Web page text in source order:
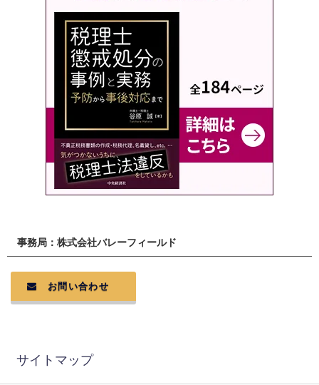
事務局：株式会社バレーフィールド
お問い合わせ
サイトマップ